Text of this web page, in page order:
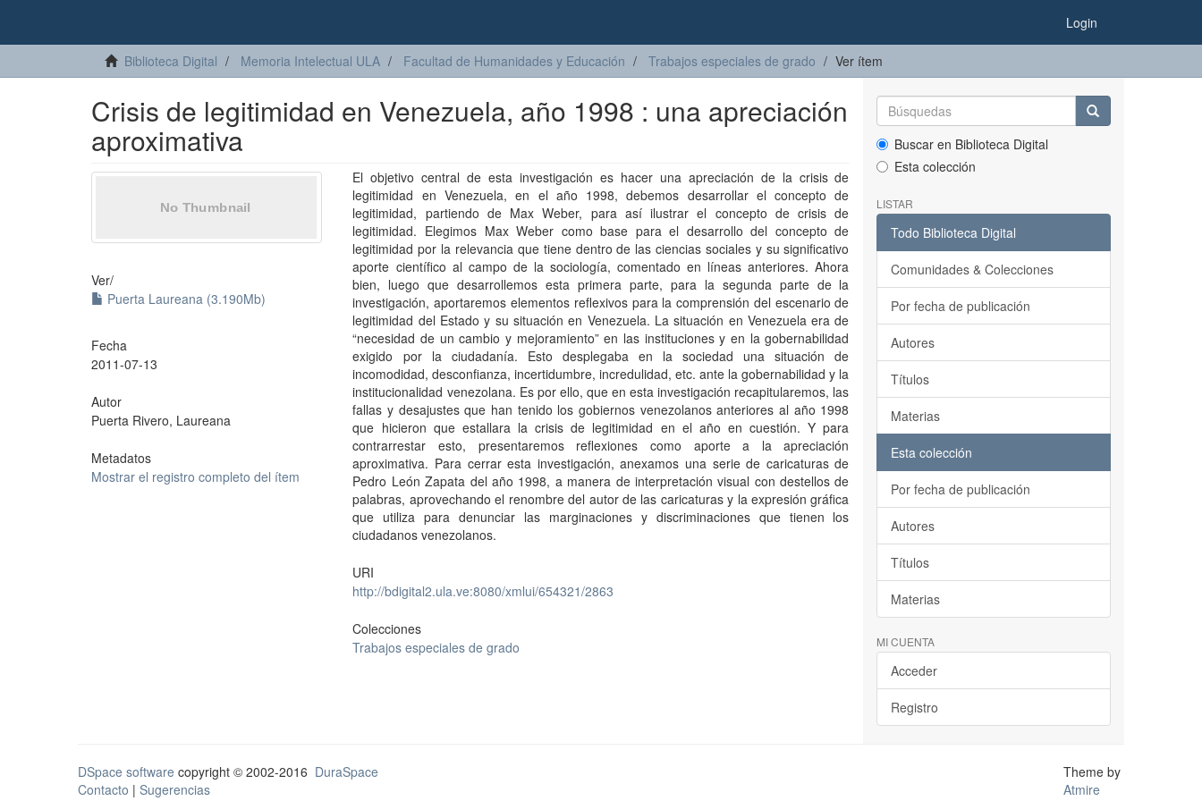
Login
Biblioteca Digital Memoria Intelectual ULA Facultad de Humanidades y Educación Trabajos especiales de grado Ver ítem
Crisis de legitimidad en Venezuela, año 1998 : una apreciación
aproximativa
Ver/
Puerta Laureana (3.190Mb)
Fecha
2011-07-13
Autor
Puerta Rivero, Laureana
Metadatos
Mostrar el registro completo del ítem
El objetivo central de esta investigación es hacer una apreciación de la crisis de
legitimidad en Venezuela, en el año 1998, debemos desarrollar el concepto de
legitimidad, partiendo de Max Weber, para así ilustrar el concepto de crisis de
legitimidad. Elegimos Max Weber como base para el desarrollo del concepto de
legitimidad por la relevancia que tiene dentro de las ciencias sociales y su significativo
aporte científico al campo de la sociología, comentado en líneas anteriores. Ahora
bien, luego que desarrollemos esta primera parte, para la segunda parte de la
investigación, aportaremos elementos reflexivos para la comprensión del escenario de
legitimidad del Estado y su situación en Venezuela. La situación en Venezuela era de
“necesidad de un cambio y mejoramiento” en las instituciones y en la gobernabilidad
exigido por la ciudadanía. Esto desplegaba en la sociedad una situación de
incomodidad, desconfianza, incertidumbre, incredulidad, etc. ante la gobernabilidad y la
institucionalidad venezolana. Es por ello, que en esta investigación recapitularemos, las
fallas y desajustes que han tenido los gobiernos venezolanos anteriores al año 1998
que hicieron que estallara la crisis de legitimidad en el año en cuestión. Y para
contrarrestar esto, presentaremos reflexiones como aporte a la apreciación
aproximativa. Para cerrar esta investigación, anexamos una serie de caricaturas de
Pedro León Zapata del año 1998, a manera de interpretación visual con destellos de
palabras, aprovechando el renombre del autor de las caricaturas y la expresión gráfica
que utiliza para denunciar las marginaciones y discriminaciones que tienen los
ciudadanos venezolanos.
URI
http://bdigital2.ula.ve:8080/xmlui/654321/2863
Colecciones
Trabajos especiales de grado
Buscar en Biblioteca Digital
Esta colección
LISTAR
Todo Biblioteca Digital
Comunidades & Colecciones
Por fecha de publicación
Autores
Títulos
Materias
Esta colección
Por fecha de publicación
Autores
Títulos
Materias
MI CUENTA
Acceder
Registro
DSpace software copyright © 2002-2016 DuraSpace
Contacto | Sugerencias
Theme by
Atmire